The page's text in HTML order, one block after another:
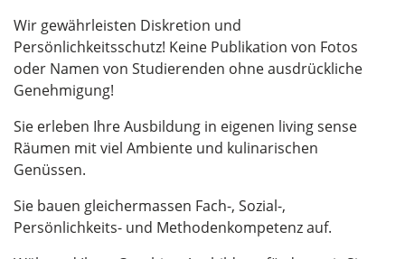
Wir gewährleisten Diskretion und
Persönlichkeitsschutz! Keine Publikation von Fotos
oder Namen von Studierenden ohne ausdrückliche
Genehmigung!
Sie erleben Ihre Ausbildung in eigenen living sense
Räumen mit viel Ambiente und kulinarischen
Genüssen.
Sie bauen gleichermassen Fach-, Sozial-,
Persönlichkeits- und Methodenkompetenz auf.